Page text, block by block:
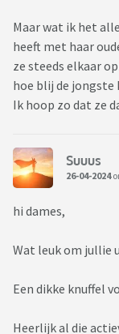
Maar wat ik het
heeft met haar
ze steeds elkaar
hoe blij de jongste
Ik hoop zo dat ze
Suuus
26-04-2024
hi dames,
Wat leuk om jullie
Een dikke knuffel
Heerlijk al die